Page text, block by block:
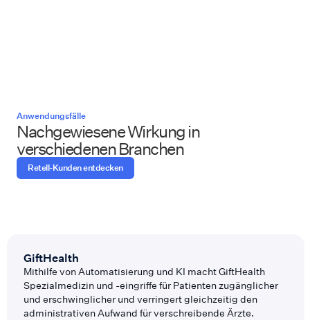
Anwendungsfälle
Nachgewiesene Wirkung in
verschiedenen Branchen
Retell-Kunden entdecken
GiftHealth
Mithilfe von Automatisierung und KI macht GiftHealth
Spezialmedizin und -eingriffe für Patienten zugänglicher
und erschwinglicher und verringert gleichzeitig den
administrativen Aufwand für verschreibende Ärzte.